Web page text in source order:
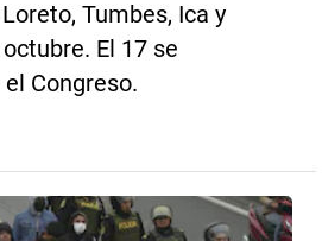
Tumbes, Ica y
El 17 se
Congreso.